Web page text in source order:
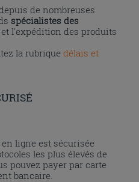
de nombreuses
spécialistes des
et l'expédition des produits
la rubriquedélais et
ligne est sécurisée
les plus élevés de
pouvez payer par carte
bancaire.